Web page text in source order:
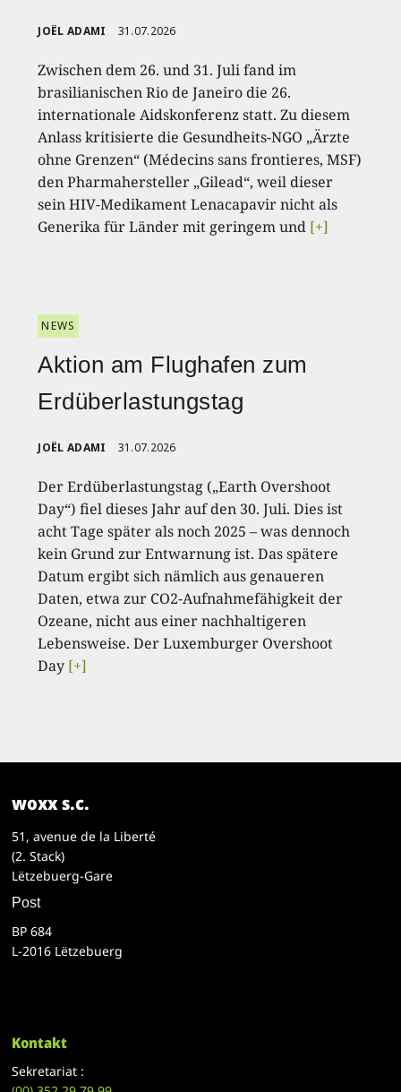
JOËL ADAMI 31.07.2026
Zwischen dem 26. und 31. Juli fand im
brasilianischen Rio de Janeiro die 26.
internationale Aidskonferenz statt. Zu diesem
Anlass kritisierte die Gesundheits-NGO „Ärzte
ohne Grenzen“ (Médecins sans frontieres, MSF)
den Pharmahersteller „Gilead“, weil dieser
sein HIV-Medikament Lenacapavir nicht als
Generika für Länder mit geringem und [+]
NEWS
Aktion am Flughafen zum
Erdüberlastungstag
JOËL ADAMI 31.07.2026
Der Erdüberlastungstag („Earth Overshoot
Day“) fiel dieses Jahr auf den 30. Juli. Dies ist
acht Tage später als noch 2025 – was dennoch
kein Grund zur Entwarnung ist. Das spätere
Datum ergibt sich nämlich aus genaueren
Daten, etwa zur CO2-Aufnahmefähigkeit der
Ozeane, nicht aus einer nachhaltigeren
Lebensweise. Der Luxemburger Overshoot
Day [+]
woxx s.c.
51, avenue de la Liberté
(2. Stack)
Lëtzebuerg-Gare
Post
BP 684
L-2016 Lëtzebuerg
Kontakt
Sekretariat :